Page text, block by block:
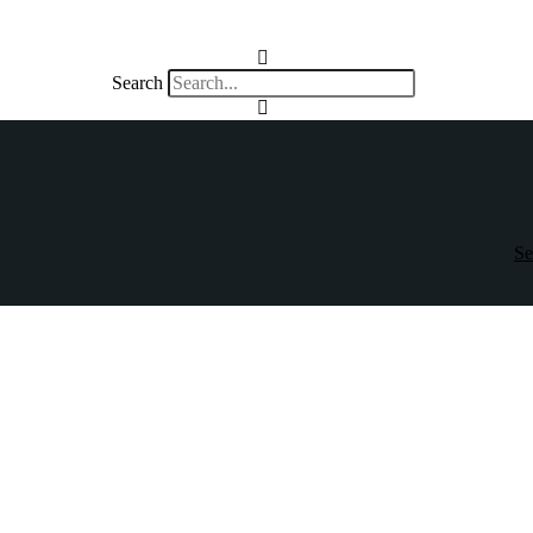
Search